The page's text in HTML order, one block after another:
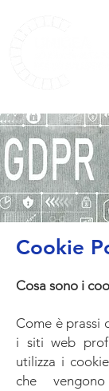
Cookie
Cosa sono i
Come è prassi
i siti web
utilizza i
che